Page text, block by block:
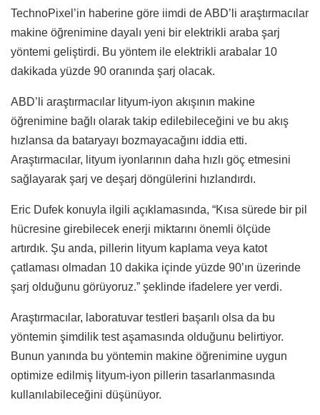
TechnoPixel’in haberine göre iimdi de ABD’li araştırmacılar
makine öğrenimine dayalı yeni bir elektrikli araba şarj
yöntemi geliştirdi. Bu yöntem ile elektrikli arabalar 10
dakikada yüzde 90 oranında şarj olacak.
ABD’li araştırmacılar lityum-iyon akışının makine
öğrenimine bağlı olarak takip edilebileceğini ve bu akış
hızlansa da bataryayı bozmayacağını iddia etti.
Araştırmacılar, lityum iyonlarının daha hızlı göç etmesini
sağlayarak şarj ve deşarj döngülerini hızlandırdı.
Eric Dufek konuyla ilgili açıklamasında, “Kısa sürede bir pil
hücresine girebilecek enerji miktarını önemli ölçüde
artırdık. Şu anda, pillerin lityum kaplama veya katot
çatlaması olmadan 10 dakika içinde yüzde 90’ın üzerinde
şarj olduğunu görüyoruz.” şeklinde ifadelere yer verdi.
Araştırmacılar, laboratuvar testleri başarılı olsa da bu
yöntemin şimdilik test aşamasında olduğunu belirtiyor.
Bunun yanında bu yöntemin makine öğrenimine uygun
optimize edilmiş lityum-iyon pillerin tasarlanmasında
kullanılabileceğini düşünüyor.